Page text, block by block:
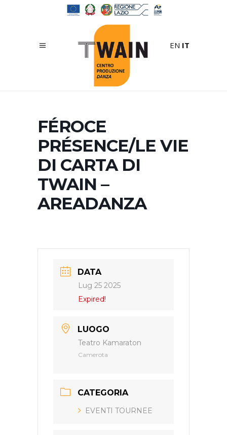
EN IT
FÉROCE
PRÉSENCE/LE VIE
DI CARTA DI
TWAIN –
AREADANZA
DATA
Lug 25 2025
Expired!
LUOGO
Teatro Kamaraton
Camerota
CATEGORIA
EVENTI TOURNEE